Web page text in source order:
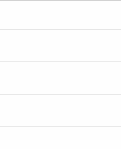
スタッフのおすすめ